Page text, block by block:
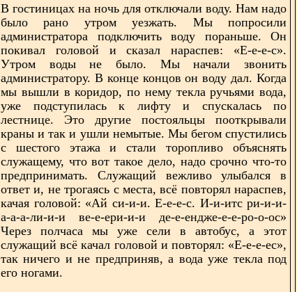
В гостиницах на ночь для отключали воду. Нам надо
было рано утром уезжать. Мы попросили
администратора подключить воду пораньше. Он
покивал головой и сказал нараспев: «Е-е-е-с».
Утром воды не было. Мы начали звонить
администратору. В конце концов он воду дал. Когда
мы вышли в коридор, по нему текла ручьями вода,
уже подступилась к лифту и спускалась по
лестнице. Это другие постояльцы пооткрывали
краны и так и ушли немытые. Мы бегом спустились
с шестого этажа и стали торопливо объяснять
служащему, что вот такое дело, надо срочно что-то
предпринимать. Служащий вежливо улыбался в
ответ и, не трогаясь с места, всё повторял нараспев,
качая головой: «Ай си-и-и. Е-е-е-с. И-и-итс ри-и-и-
а-а-а-ли-и-и ве-е-ери-и-и де-е-ендже-е-е-ро-о-ос»
Через полчаса мы уже сели в автобус, а этот
служащий всё качал головой и повторял: «Е-е-е-ес»,
так ничего и не предприняв, а вода уже текла под
его ногами.